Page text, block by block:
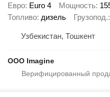
Евро Euro 4 Мощность
Топливо дизель Грузопод.
Узбекистан, Тошкент
OOO Imagine